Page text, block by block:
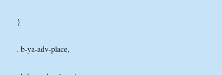
}
. b-ya-adv-place,